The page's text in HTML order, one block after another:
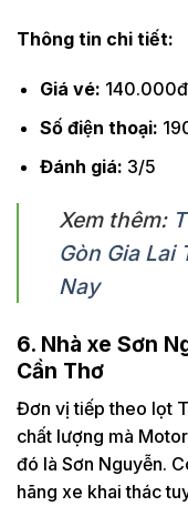
Thông tin chi tiết:
Giá vé: 140.000đ
Số điện thoại:
Đánh giá: 3/5
Xem thêm:
Gòn Gia Lai
Nay
6. Nhà xe Sơn
Cần Thơ
Đơn vị tiếp theo lọt
chất lượng mà
đó là Sơn Nguyễn.
hãng xe khai thác